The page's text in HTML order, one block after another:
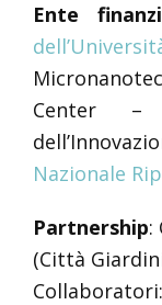
Ente
Center
Nazionale
Partnership:
(Città